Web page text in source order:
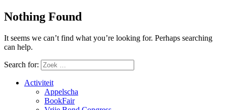
Nothing Found
It seems we can’t find what you’re looking for. Perhaps searching
can help.
Search for:
Activiteit
Appelscha
BookFair